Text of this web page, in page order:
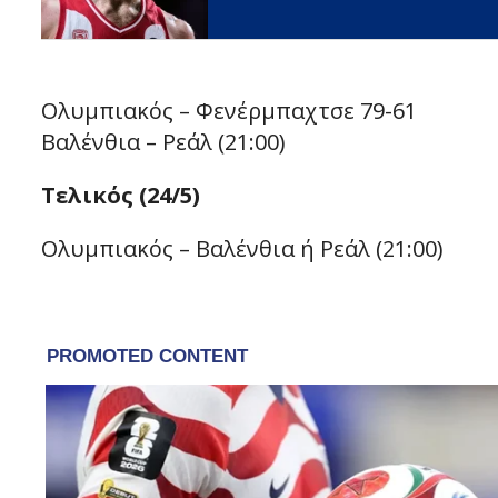
Ολυμπιακός – Φενέρμπαχτσε 79-61
Βαλένθια – Ρεάλ (21:00)
Τελικός (24/5)
Ολυμπιακός – Βαλένθια ή Ρεάλ (21:00)